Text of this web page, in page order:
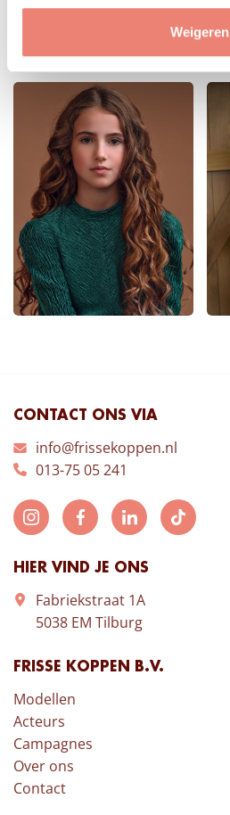
Weigeren
CONTACT ONS VIA
info@frissekoppen.nl
013-75 05 241
HIER VIND JE ONS
Fabriekstraat 1A
5038 EM Tilburg
FRISSE KOPPEN B.V.
Modellen
Acteurs
Campagnes
Over ons
Contact